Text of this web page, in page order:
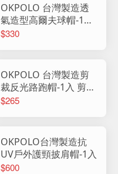
OKPOLO 台灣製造透
氣造型高爾夫球帽-1入
長簷帽 帽子 鴨舌帽 棒
$330
OKPOLO 台灣製造剪
裁反光路跑帽-1入 剪裁
設計 帽子 鴨舌帽 棒球
$265
OKPOLO台灣製造抗
UV戶外護頸披肩帽-1入
$600